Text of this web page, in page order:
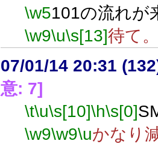
\w5101の流れが
\w9\u\s[13]待て
07/01/14 20:31
意: 7]
\t\u\s[10]\h\s[0]
\w9\w9\uかなり